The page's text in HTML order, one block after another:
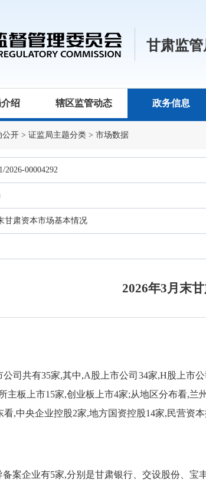
甘肃监管
绍 辖区监管动态 政务信息
公开 > 证监局主题分类 > 市场数据
2026-00004292
甘肃资本市场基本情况
2026年3月末
公司共有35家,其中,A股上市公司34家,H股上市
主板上市15家,创业板上市4家;从地区分布看,兰
,中央企业控股2家,地方国资控股14家,民营资
备案企业有5家,分别是甘肃银行、交设股份、宝